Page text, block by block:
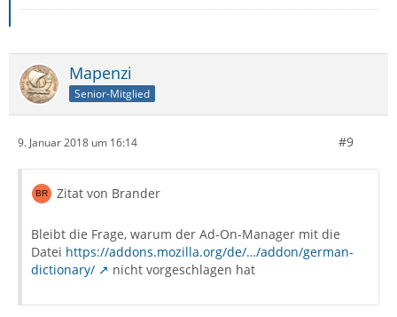
Mapenzi
Senior-Mitglied
9. Januar 2018 um 16:14 #9
Zitat von Brander
Bleibt die Frage, warum der Ad-On-Manager mit die
Datei https://addons.mozilla.org/de/…/addon/german-
dictionary/
nicht vorgeschlagen hat